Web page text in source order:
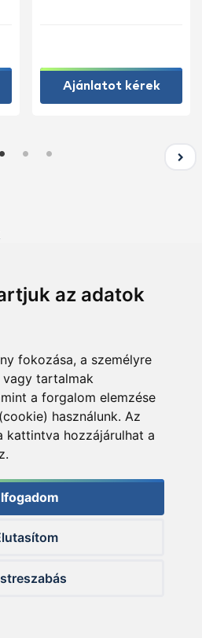
az adatok
fokozása, a személyre
tartalmak
a forgalom elemzése
használunk. Az
kattintva hozzájárulhat a
Ajánlatot kérek
By Döme TEAM
Dobókesztyű ujj
+450
Ft
SZUPER ÁR
44.990 Ft